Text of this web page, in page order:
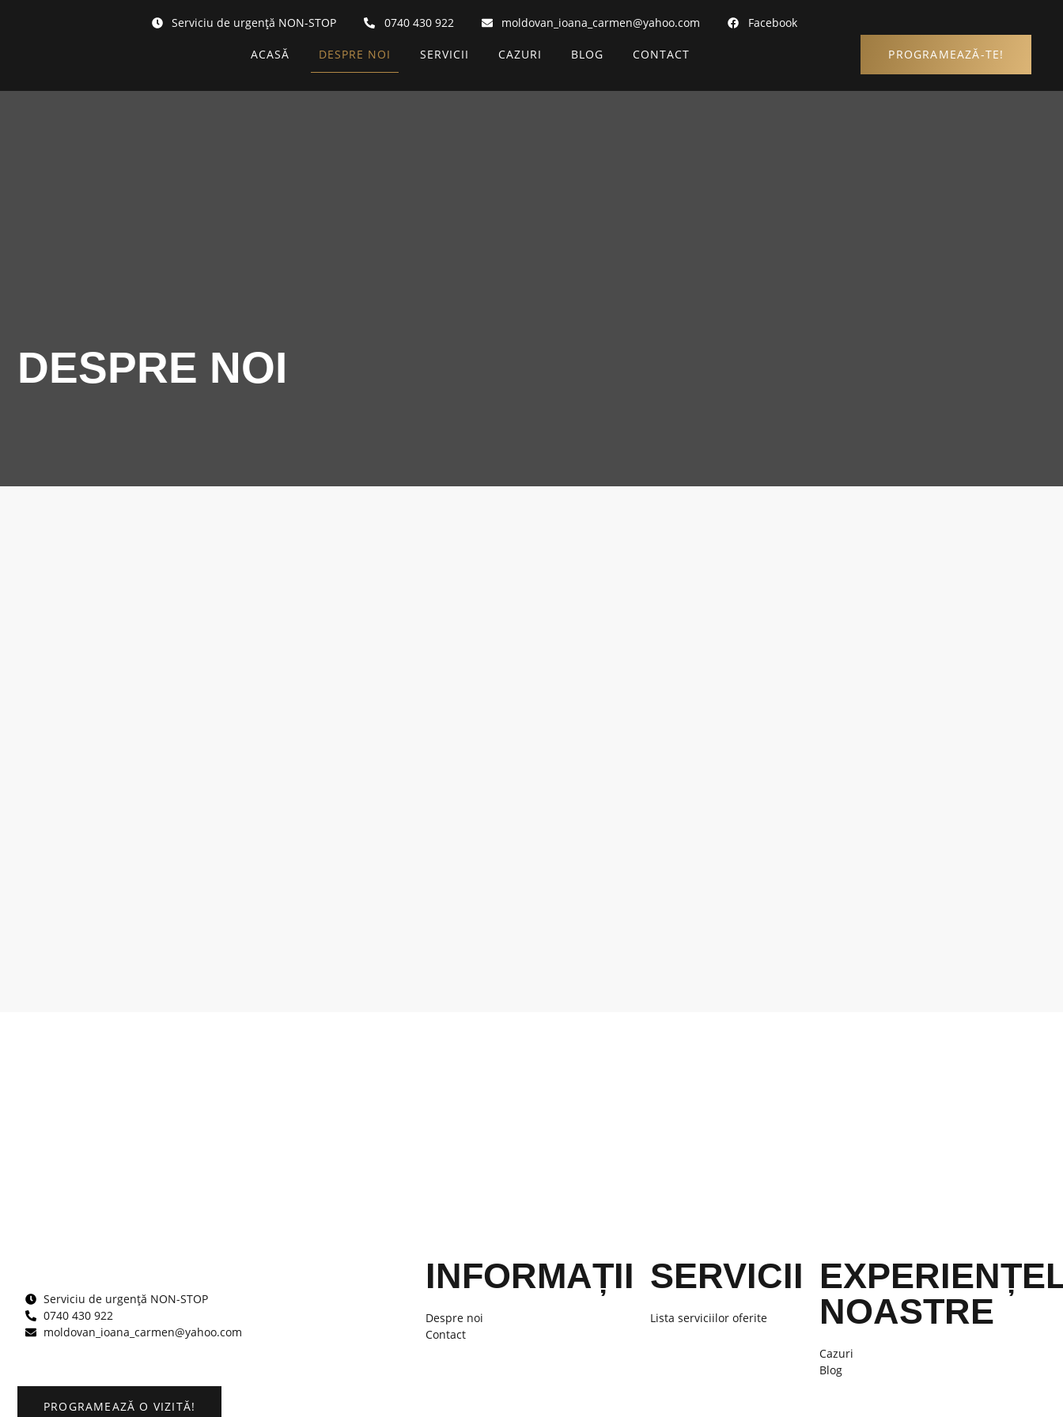
Serviciu de urgență NON-STOP 0740 430 922 moldovan_ioana_carmen@yahoo.com Facebook
ACASĂ DESPRE NOI SERVICII CAZURI BLOG CONTACT PROGRAMEAZĂ-TE!
DESPRE NOI
Serviciu de urgență NON-STOP
0740 430 922
moldovan_ioana_carmen@yahoo.com
INFORMAȚII
Despre noi
Contact
SERVICII
Lista serviciilor oferite
NOASTRE
Cazuri
Blog
PROGRAMEAZĂ O VIZITĂ!